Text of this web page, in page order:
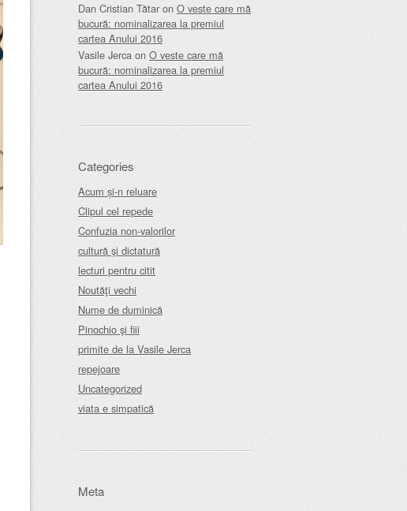
Dan Cristian Tătar on O veste care mă
bucură: nominalizarea la premiul
cartea Anului 2016
Vasile Jerca on O veste care mă
bucură: nominalizarea la premiul
cartea Anului 2016
Categories
Acum și-n reluare
Clipul cel repede
Confuzia non-valorilor
cultură şi dictatură
lecturi pentru citit
Noutăţi vechi
Nume de duminică
Pinochio şi fiii
primite de la Vasile Jerca
repejoare
Uncategorized
viata e simpatică
Meta